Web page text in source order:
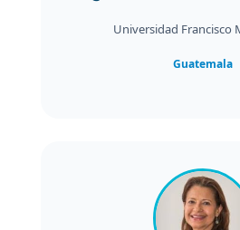
Universidad Francisco
Guatemala